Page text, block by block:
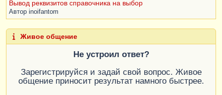
Вывод реквизитов справочника на выбор
Автор inoifantom
Живое общение
Не устроил ответ?
Зарегистрируйся и задай свой вопрос. Живое
общение приносит результат намного быстрее.